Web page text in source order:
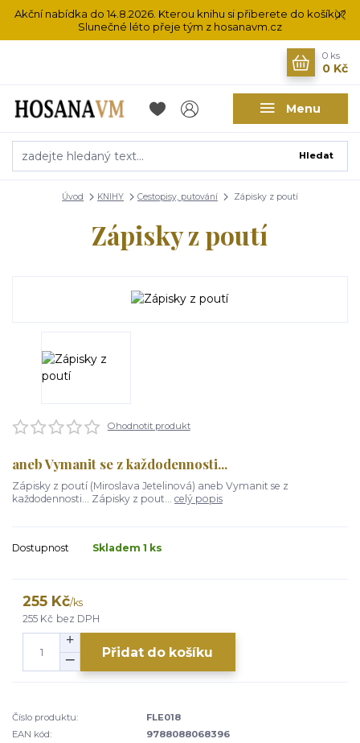
Akční nabídka do 14.8.2026. Kterou knihu si přiberete do košíku?
Slunečné léto přeje tým z hosanavm.cz
Menu
Hledat
0 ks
0 Kč
Úvod KNIHY Cestopisy, putování Zápisky z poutí
Zápisky z poutí
Ohodnotit produkt
aneb Vymanit se z každodennosti...
Zápisky z poutí (Miroslava Jetelinová) aneb Vymanit se z
každodennosti... Zápisky z pout... celý popis
Dostupnost Skladem 1 ks
255 Kč/ks
255 Kč bez DPH
Přidat do košíku
Číslo produktu:
FLE018
EAN kód:
9788088068396